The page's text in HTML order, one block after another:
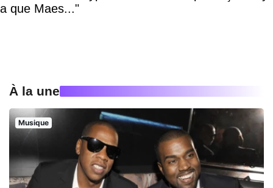
a que Maes..."
À la une
Musique